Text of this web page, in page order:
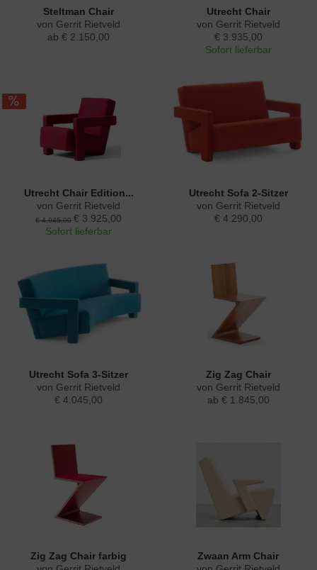
Steltman Chair
von Gerrit Rietveld
ab € 2.150,00
Utrecht Chair
von Gerrit Rietveld
€ 3.935,00
Sofort lieferbar
Utrecht Chair Edition...
von Gerrit Rietveld
€ 4.945,00 € 3.925,00
Sofort lieferbar
Utrecht Sofa 2-Sitzer
von Gerrit Rietveld
€ 4.290,00
Utrecht Sofa 3-Sitzer
von Gerrit Rietveld
€ 4.045,00
Zig Zag Chair
von Gerrit Rietveld
ab € 1.845,00
Zig Zag Chair farbig
Zwaan Arm Chair